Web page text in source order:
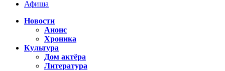
Афиша
Новости
Анонс
Хроника
Культура
Дом актёра
Литература